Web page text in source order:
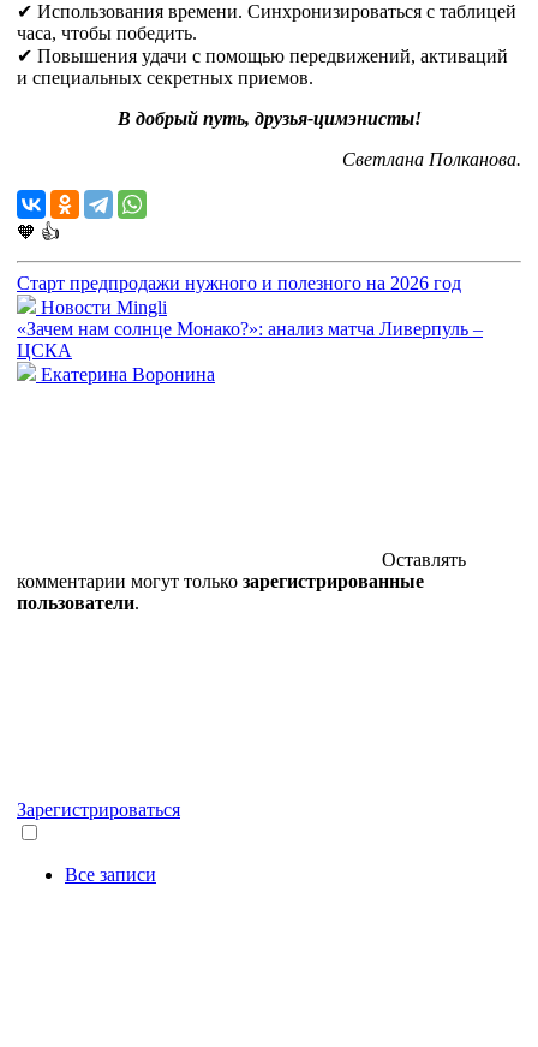
✔ Использования времени. Синхронизироваться с таблицей
часа, чтобы победить.
✔ Повышения удачи с помощью передвижений, активаций
и специальных секретных приемов.
В добрый путь, друзья-цимэнисты!
Светлана Полканова.
🧡 👍
Старт предпродажи нужного и полезного на 2026 год
Новости Mingli
«Зачем нам солнце Монако?»: анализ матча Ливерпуль –
ЦСКА
Екатерина Воронина
Оставлять
комментарии могут только зарегистрированные
пользователи.
Зарегистрироваться
Все записи